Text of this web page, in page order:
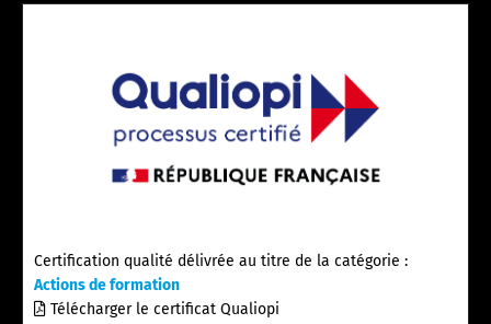
Certification qualité délivrée au titre de la catégorie :
Actions de formation
Télécharger le certificat Qualiopi